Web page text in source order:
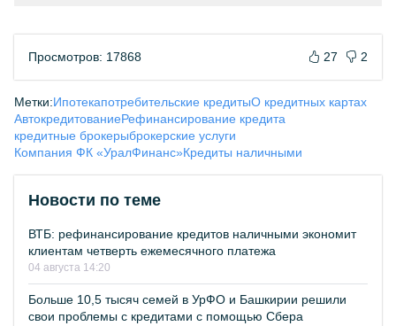
Просмотров: 17868 27 2
Метки:Ипотекапотребительские кредитыО кредитных картах
АвтокредитованиеРефинансирование кредита
кредитные брокерыброкерские услуги
Компания ФК «УралФинанс»Кредиты наличными
Новости по теме
ВТБ: рефинансирование кредитов наличными экономит
клиентам четверть ежемесячного платежа
04 августа 14:20
Больше 10,5 тысяч семей в УрФО и Башкирии решили
свои проблемы с кредитами с помощью Сбера